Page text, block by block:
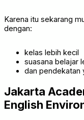
Karena itu sekarang
dengan:
kelas lebih kecil
suasana belajar
dan pendekatan
Jakarta
English